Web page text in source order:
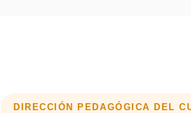
DIRECCIÓN PEDAGÓGICA DEL